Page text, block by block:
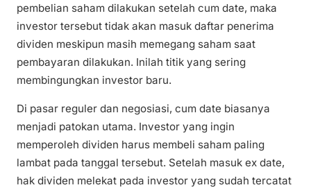
pembelian saham dilakukan setelah cum date, maka
investor tersebut tidak akan masuk daftar penerima
dividen meskipun masih memegang saham saat
pembayaran dilakukan. Inilah titik yang sering
membingungkan investor baru.
Di pasar reguler dan negosiasi, cum date biasanya
menjadi patokan utama. Investor yang ingin
memperoleh dividen harus membeli saham paling
lambat pada tanggal tersebut. Setelah masuk ex date,
hak dividen melekat pada investor yang sudah tercatat